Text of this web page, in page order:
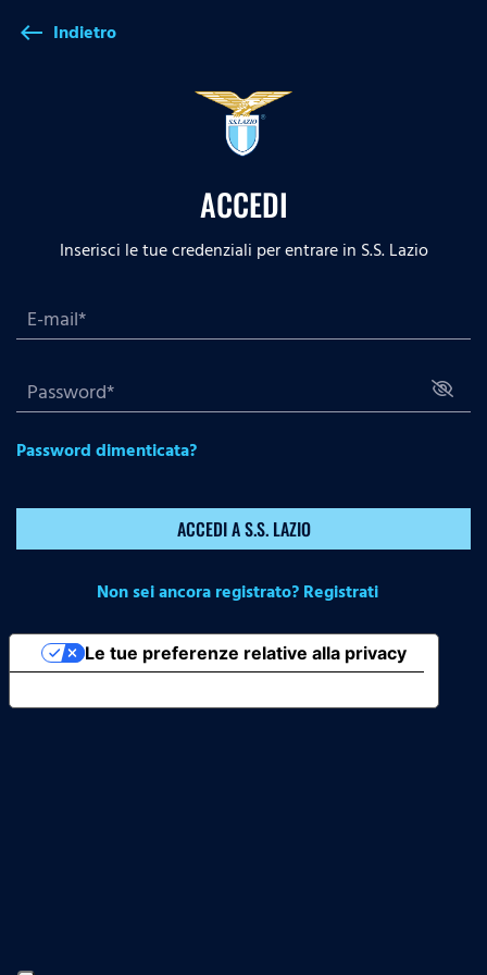
west Indietro
ACCEDI
Inserisci le tue credenziali per entrare in S.S. Lazio
Password dimenticata?
ACCEDI A S.S. LAZIO
Non sei ancora registrato? Registrati
Le tue preferenze relative alla privacy